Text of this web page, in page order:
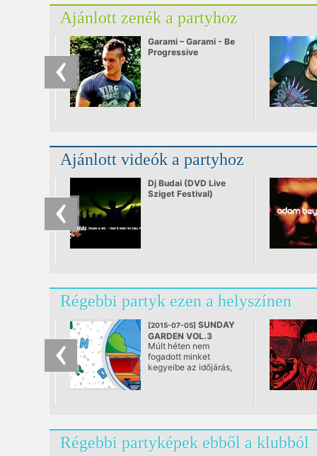
Ajánlott zenék a partyhoz
Garami – Garami - Be
Progressive
Ajánlott videók a partyhoz
Dj Budai (DVD Live
Sziget Festival)
Régebbi partyk ezen a helyszínen
[2015-07-05] SUNDAY
GARDEN VOL.3
@ Dürer Kert
Múlt héten nem
fogadott minket
kegyeibe az időjárás,
Régebbi partyképek ebből a klubból